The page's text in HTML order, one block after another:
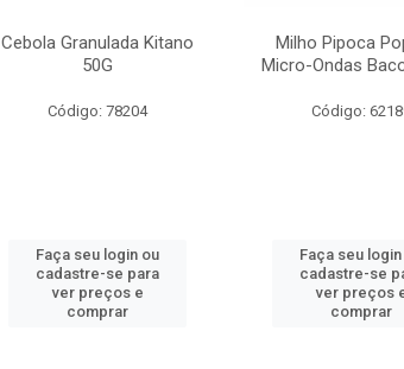
Cebola Granulada Kitano
50G
Código: 78204
Faça seu login ou
cadastre-se para
ver preços e
comprar
Milho Pipoca
Micro-Ondas
Código:
Faça seu
cadastre-se
ver preços
comprar